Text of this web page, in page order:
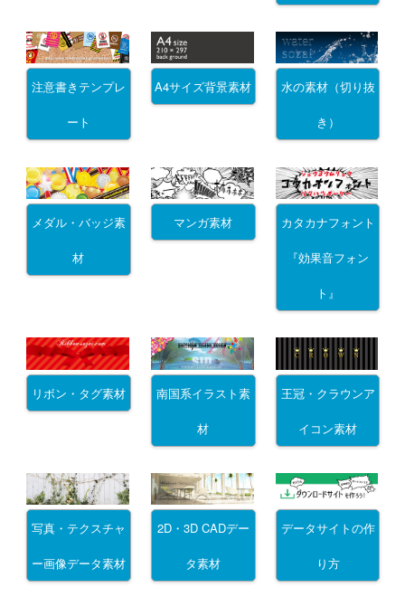
注意書きテンプレ
ート
A4サイズ背景素材 水の素材（切り抜
き）
メダル・バッジ素
材
マンガ素材 カタカナフォント
『効果音フォン
ト』
リボン・タグ素材 南国系イラスト素
材
王冠・クラウンア
イコン素材
写真・テクスチャ
ー画像データ素材
2D・3D CADデー
タ素材
データサイトの作
り方